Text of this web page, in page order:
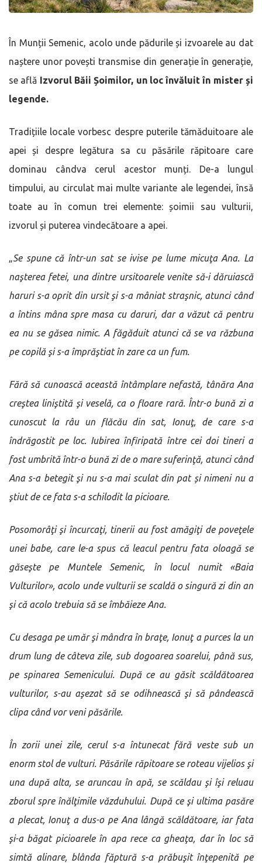
În Munții Semenic, acolo unde pădurile și izvoarele au dat
naștere unor povești transmise din generație în generație,
se află Izvorul Băii Șoimilor, un loc învăluit în mister și
legende.
Tradițiile locale vorbesc despre puterile tămăduitoare ale
apei și despre legătura sa cu păsările răpitoare care
dominau cândva cerul acestor munți. De-a lungul
timpului, au circulat mai multe variante ale legendei, însă
toate au în comun trei elemente: șoimii sau vulturii,
izvorul și puterea vindecătoare a apei.
„Se spune că într-un sat se ivise pe lume micuţa Ana. La
naşterea fetei, una dintre ursitoarele venite să-i dăruiască
haruri s-a oprit din ursit şi s-a mâniat straşnic, atunci când
a întins mâna spre masa cu daruri, dar a văzut că pentru
ea nu se găsea nimic. A făgăduit atunci că se va răzbuna
pe copilă şi s-a împrăştiat în zare ca un fum.
Fără să cunoască această întâmplare nefastă, tânăra Ana
creştea liniştită şi veselă, ca o floare rară. Într-o bună zi a
cunoscut la râu un flăcău din sat, Ionuţ, de care s-a
îndrăgostit pe loc. Iubirea înfiripată între cei doi tineri a
fost umbrită într-o bună zi de o mare suferinţă, atunci când
Ana s-a betegit şi nu s-a mai sculat din pat și nimeni nu a
ştiut de ce fata s-a schilodit la picioare.
Posomorâţi şi încurcaţi, tinerii au fost amăgiţi de poveţele
unei babe, care le-a spus că leacul pentru fata oloagă se
găseşte pe Muntele Semenic, în locul numit «Baia
Vulturilor», acolo unde vulturii se scaldă o singură zi din an
şi că acolo trebuia să se îmbăieze Ana.
Cu desaga pe umăr şi mândra în braţe, Ionuţ a purces la un
drum lung de câteva zile, sub dogoarea soarelui, până sus,
pe spinarea Semenicului. După ce au găsit scăldătoarea
vulturilor, s-au aşezat să se odihnească şi să pândească
clipa când vor veni păsările.
În zorii unei zile, cerul s-a întunecat fără veste sub un
enorm stol de vulturi. Păsările răpitoare se roteau vijelios şi
una după alta, se aruncau în apă, se scăldau şi îşi reluau
zborul spre înălţimile văzduhului. După ce şi ultima pasăre
a plecat, Ionuţ a dus-o pe Ana lângă scăldătoare, iar fata
şi-a băgat picioarele în apa rece ca gheaţa, dar în loc să
simtă alinare, blânda făptură s-a prăbuşit înţepenită pe